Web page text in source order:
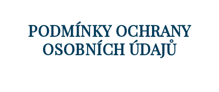
PODMÍNKY OCHRANY
OSOBNÍCH ÚDAJŮ